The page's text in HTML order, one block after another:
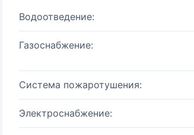
Водоотведение:
Газоснабжение:
Система пожаротушения:
Электроснабжение: